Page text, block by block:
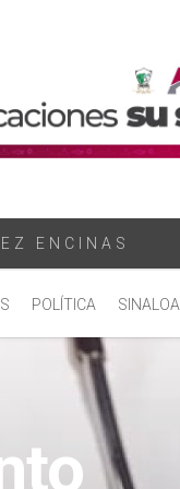
ENCINAS
POLÍTICA SINALOA